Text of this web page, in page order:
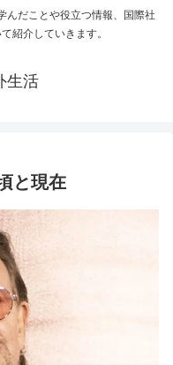
んだことや役立つ情報、国際社
紹介していきます。
生活
と現在